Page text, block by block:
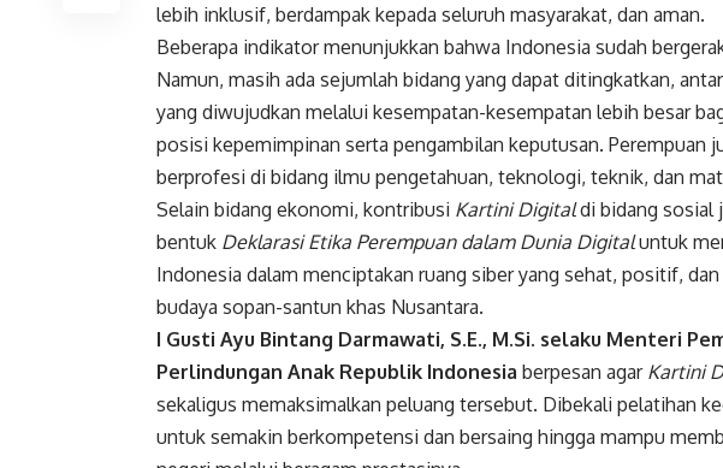
lebih inklusif, berdampak kepada seluruh masyarakat, dan aman.
Beberapa indikator menunjukkan bahwa Indonesia sudah
Namun, masih ada sejumlah bidang yang dapat ditingkatkan,
yang diwujudkan melalui kesempatan-kesempatan lebih besar
posisi kepemimpinan serta pengambilan keputusan. Perempuan
berprofesi di bidang ilmu pengetahuan, teknologi, teknik, dan
Selain bidang ekonomi, kontribusi Kartini Digitaldi bidang sosial
bentuk Deklarasi Etika Perempuan dalam Dunia Digitaluntuk
Indonesia dalam menciptakan ruang siber yang sehat, positif,
budaya sopan-santun khas Nusantara.
I Gusti Ayu Bintang Darmawati, S.E., M.Si. selaku Menteri
Perlindungan Anak Republik Indonesia berpesan agar Kartini
sekaligus memaksimalkan peluang tersebut. Dibekali pelatihan
untuk semakin berkompetensi dan bersaing hingga mampu